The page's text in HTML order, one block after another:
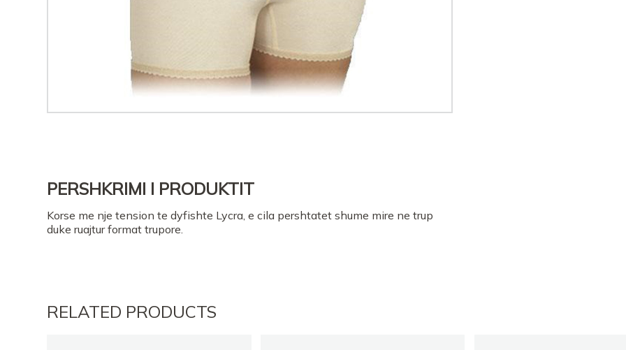
PERSHKRIMI I PRODUKTIT
Korse me nje tension te dyfishte Lycra, e cila pershtatet shume mire ne trup
duke ruajtur format trupore.
RELATED PRODUCTS